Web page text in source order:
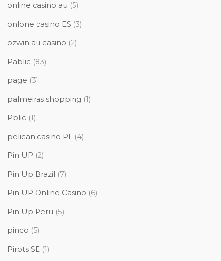
online casino au (5)
onlone casino ES (3)
ozwin au casino (2)
Pablic (83)
page (3)
palmeiras shopping (1)
Pblic (1)
pelican casino PL (4)
Pin UP (2)
Pin Up Brazil (7)
Pin UP Online Casino (6)
Pin Up Peru (5)
pinco (5)
Pirots SE (1)